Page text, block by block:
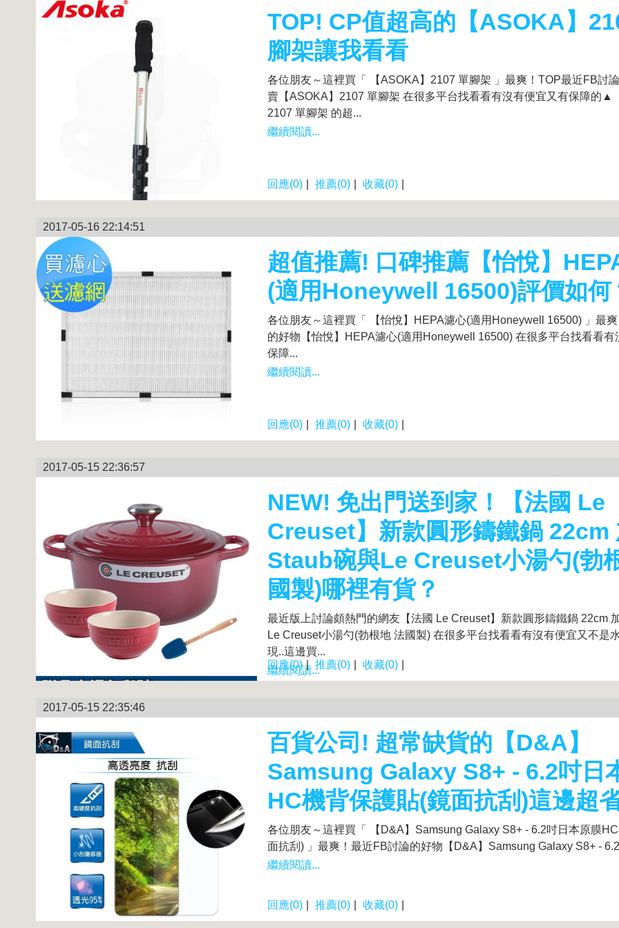
TOP! CP值超高的【ASOKA】
腳架讓我看看
各位朋友～這裡買「 【ASOKA】2107 單腳架 」最爽！TOP最近FB討
賣【ASOKA】2107 單腳架 在很多平台找看看有沒有便宜又有保障的▲
2107 單腳架 的超...
繼續閱讀...
回應(0) 推薦(0) 收藏(0)
2017-05-16 22:14:51
超值推薦! 口碑推薦【怡悅】
(適用Honeywell 16500)評價如何
各位朋友～這裡買「 【怡悅】HEPA濾心(適用Honeywell 16500) 」最
的好物【怡悅】HEPA濾心(適用Honeywell 16500) 在很多平台找看看有
保障...
繼續閱讀...
回應(0) 推薦(0) 收藏(0)
2017-05-15 22:36:57
NEW! 免出門送到家！【法國 Le
Creuset】新款圓形鑄鐵鍋 22cm
Staub碗與Le Creuset小湯勺(勃
國製)哪裡有貨？
最近版上討論頗熱門的網友【法國 Le Creuset】新款圓形鑄鐵鍋 22cm
Le Creuset小湯勺(勃根地 法國製) 在很多平台找看看有沒有便宜又不是
現..這邊買...
繼續閱讀...
回應(0) | 推薦(0) 收藏(0)
2017-05-15 22:35:46
百貨公司! 超常缺貨的【D&A】
Samsung Galaxy S8+ - 6.2吋日
HC機背保護貼(鏡面抗刮)這邊超
各位朋友～這裡買「 【D&A】Samsung Galaxy S8+ - 6.2吋日本原膜
面抗刮) 」最爽！最近FB討論的好物【D&A】Samsung Galaxy S8+ -
繼續閱讀...
回應(0) 推薦(0) 收藏(0)